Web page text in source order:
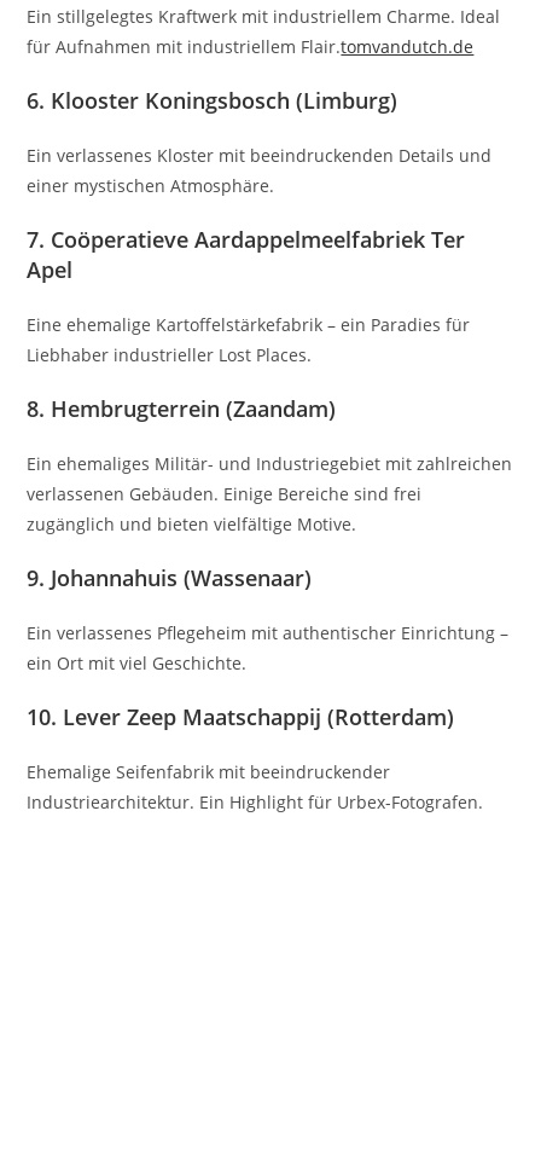
Ein stillgelegtes Kraftwerk mit industriellem Charme. Ideal
für Aufnahmen mit industriellem Flair.tomvandutch.de
6. Klooster Koningsbosch (Limburg)
Ein verlassenes Kloster mit beeindruckenden Details und
einer mystischen Atmosphäre.
7. Coöperatieve Aardappelmeelfabriek Ter
Apel
Eine ehemalige Kartoffelstärkefabrik – ein Paradies für
Liebhaber industrieller Lost Places.
8. Hembrugterrein (Zaandam)
Ein ehemaliges Militär- und Industriegebiet mit zahlreichen
verlassenen Gebäuden. Einige Bereiche sind frei
zugänglich und bieten vielfältige Motive.
9. Johannahuis (Wassenaar)
Ein verlassenes Pflegeheim mit authentischer Einrichtung –
ein Ort mit viel Geschichte.
10. Lever Zeep Maatschappij (Rotterdam)
Ehemalige Seifenfabrik mit beeindruckender
Industriearchitektur. Ein Highlight für Urbex-Fotografen.